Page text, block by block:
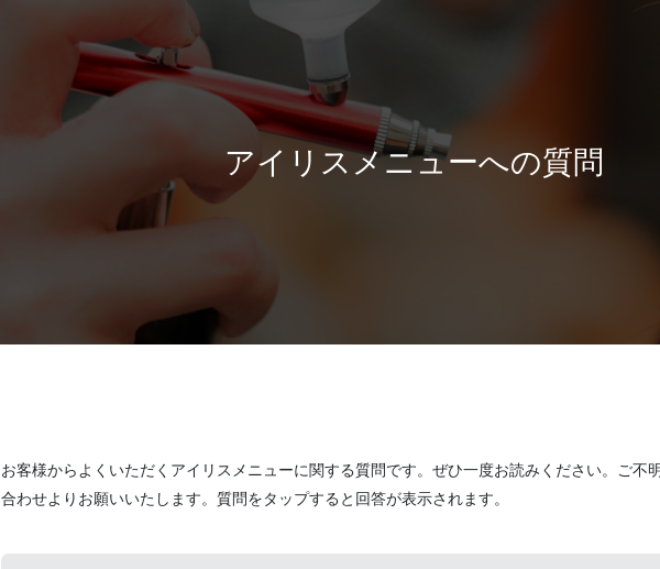
アイリスメニューへの質問
お客様からよくいただくアイリスメニューに関する質問です。ぜひ一度お読みください。ご不
合わせよりお願いいたします。質問をタップすると回答が表示されます。